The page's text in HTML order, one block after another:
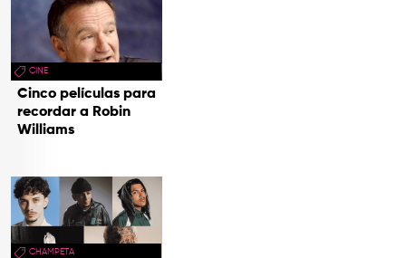
CINE
Cinco películas para
recordar a Robin
Williams
CHAMPETA